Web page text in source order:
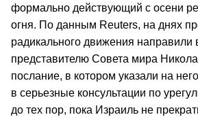
формально действующий с осени
огня. По данным Reuters, на днях
радикального движения направили
представителю Совета мира
послание, в котором указали на
в серьезные консультации по
до тех пор, пока Израиль не